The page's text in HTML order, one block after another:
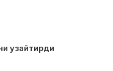
узайтирди